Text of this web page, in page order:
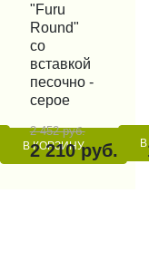
В КОРЗИНУ
"Furu
Round"
со
вставкой
песочно -
серое
2 452 руб.
2 210 руб.